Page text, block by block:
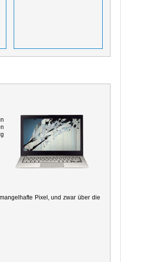
Pixel, und zwar über die